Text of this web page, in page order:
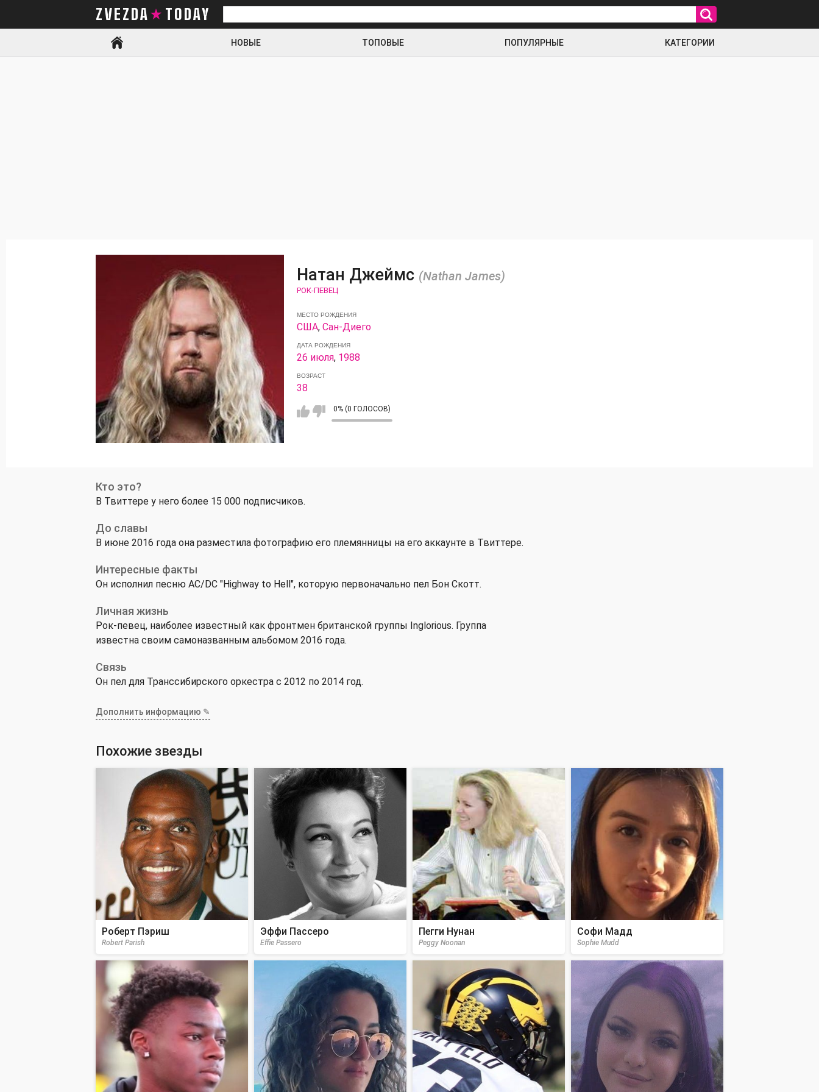
ZVEZDA TODAY
Искать
НОВЫЕ ТОПОВЫЕ ПОПУЛЯРНЫЕ КАТЕГОРИИ
Натан Джеймс (Nathan James)
РОК-ПЕВЕЦ
МЕСТО РОЖДЕНИЯ
США, Сан-Диего
ДАТА РОЖДЕНИЯ
26 июля, 1988
ВОЗРАСТ
38
0% (0 ГОЛОСОВ)
Кто это?
В Твиттере у него более 15 000 подписчиков.
До славы
В июне 2016 года она разместила фотографию его племянницы на его аккаунте в Твиттере.
Интересные факты
Он исполнил песню AC/DC "Highway to Hell", которую первоначально пел Бон Скотт.
Личная жизнь
Рок-певец, наиболее известный как фронтмен британской группы Inglorious. Группа
известна своим самоназванным альбомом 2016 года.
Связь
Он пел для Транссибирского оркестра с 2012 по 2014 год.
Дополнить информацию ✎
Похожие звезды
Роберт Пэриш
Robert Parish
Эффи Пассеро
Effie Passero
Пегги Нунан
Peggy Noonan
Софи Мадд
Sophie Mudd